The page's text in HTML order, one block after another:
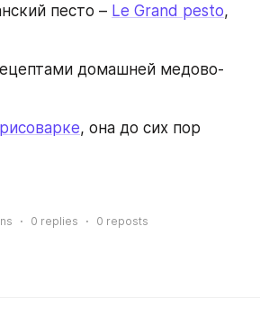
песто – Le Grand pesto,
домашней медово-
рисоварке, она до сих пор
0 replies 0 reposts